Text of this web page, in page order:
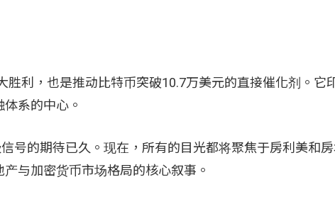
胜利，也是推动比特币突破10.7万美元的直接催化剂。它
系的中心。
号的期待已久。现在，所有的目光都将聚焦于房利美和
与加密货币市场格局的核心叙事。